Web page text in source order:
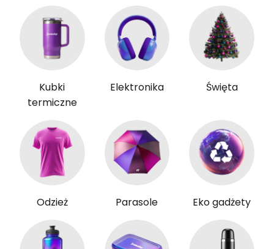
Kubki
termiczne
Elektronika Święta
Odzież Parasole Eko gadżety